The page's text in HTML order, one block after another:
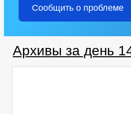
Сообщить о проблеме
Архивы за день